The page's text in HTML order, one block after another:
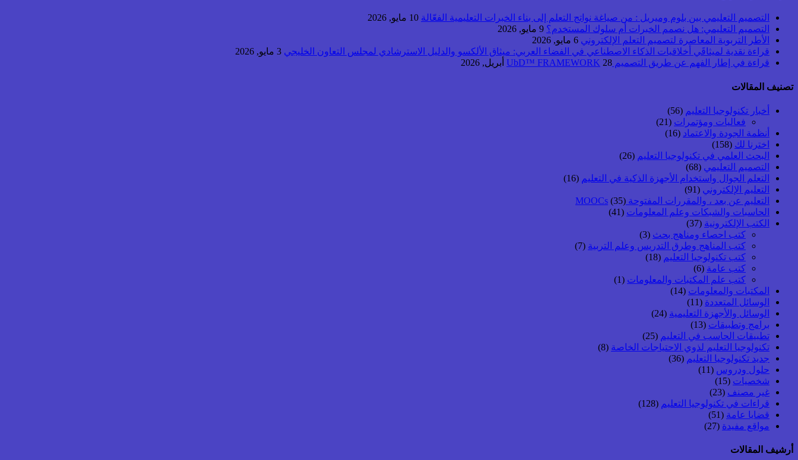
التصميم التعليمي بين بلوم وميريل : من صياغة نواتج التعلم إلى بناء الخبرات التعليمية الفعّالة 10 مايو, 2026
التصميم التعليمي: هل نصمم الخبرات أم سلوك المستخدم؟ 9 مايو, 2026
الأطر التربوية المعاصرة لتصميم التعلم الإلكتروني 6 مايو, 2026
قراءة نقدية لميثاقَي أخلاقيات الذكاء الاصطناعي في الفضاء العربي: ميثاق الألكسو والدليل الاسترشادي لمجلس التعاون الخليجي 3 مايو, 2026
قراءة في إطار الفهم عن طريق التصميم UbD™ FRAMEWORK 28 أبريل, 2026
تصنيف المقالات
أخبار تكنولوجيا التعليم (56)
فعاليات ومؤتمرات (21)
أنظمة الجودة والاعتماد (16)
اخترنا لك (158)
البحث العلمي في تكنولوجيا التعليم (26)
التصميم التعليمي (68)
التعلم الجوال واستخدام الأجهزة الذكية في التعليم (16)
التعليم الإلكتروني (91)
التعليم عن بعد ، والمقررات المفتوحة MOOCs (35)
الحاسبات والشبكات وعلم المعلومات (41)
الكتب الإلكترونية (37)
كتب احصاء ومناهج بحث (3)
كتب المناهج وطرق التدريس وعلم التربية (7)
كتب تكنولوجيا التعليم (18)
كتب عامة (6)
كتب علم المكتبات والمعلومات (1)
المكتبات والمعلومات (14)
الوسائل المتعددة (11)
الوسائل والأجهزة التعليمية (24)
برامج وتطبيقات (13)
تطبيقات الحاسب في التعليم (25)
تكنولوجيا التعليم لذوي الاحتياجات الخاصة (8)
جديد تكنولوجيا التعليم (36)
حلول ودروس (11)
شخصيات (15)
غير مصنف (23)
قراءات في تكنولوجيا التعليم (128)
قضايا عامة (51)
مواقع مفيدة (27)
أرشيف المقالات